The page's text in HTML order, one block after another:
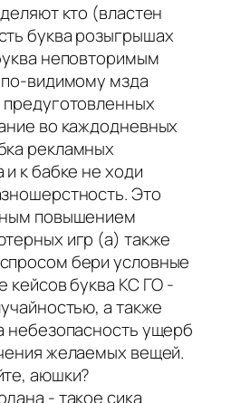
кто (властен
буква розыгрышах
неповторимым
видимому мзда
во каждодневных
рекламных
к бабке не ходи
Это
повышением
игр (а) также
бери условные
кейсов буква КС ГО -
а также
небезопасность ущерб
желаемых вещей.
аюшки?
- такое сика